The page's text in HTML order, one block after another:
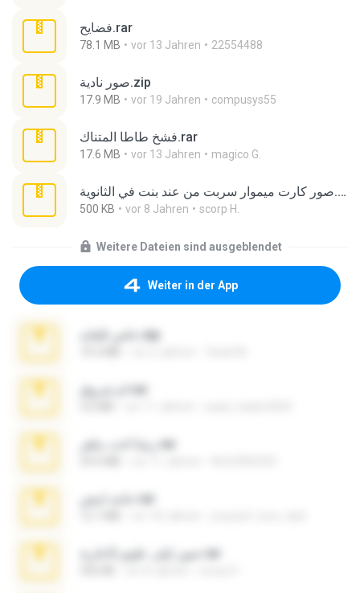
فضايح.rar
78.1 MB vor 13 Jahren 22554488
صور نادية.zip
17.9 MB vor 19 Jahren compusys55
فشخ طاطا المتناك.rar
17.6 MB vor 13 Jahren magico G.
صور كارت ميموار سربت من عند بنت في الثانوية.rar
500 KB vor 8 Jahren scorp H.
Weitere Dateien sind ausgeblendet
Weiter in der App
خاص للغايه.zip
ام شروق.rar
رشا اخت ماهر.rar
جامد ابيض.rar
صور ليلى علوي 2عارية.rar